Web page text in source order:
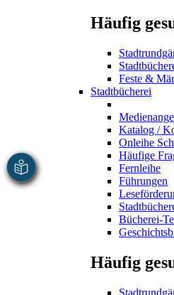
Häufig
Feste &
Stadtbücherei
Katalog /
Onleihe
Häufige
Fernleihe
Führungen
Bücherei-
Häufig